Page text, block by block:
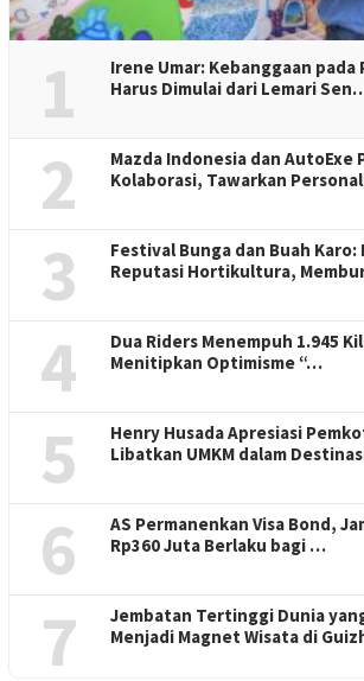
1
Irene Umar: Kebanggaan pada
Harus Dimulai dari Lemari
2
Mazda Indonesia dan AutoExe
Kolaborasi, Tawarkan
3
Festival Bunga dan Buah Karo:
Reputasi Hortikultura,
4
Dua Riders Menempuh 1.945
Menitipkan Optimisme “…
5
Henry Husada Apresiasi
Libatkan UMKM dalam
6
AS Permanenkan Visa Bond,
Rp360 Juta Berlaku bagi …
7
Jembatan Tertinggi Dunia
Menjadi Magnet Wisata di